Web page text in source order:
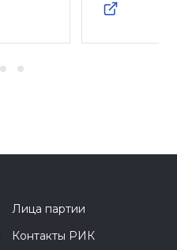
Лица партии
Контакты РИК